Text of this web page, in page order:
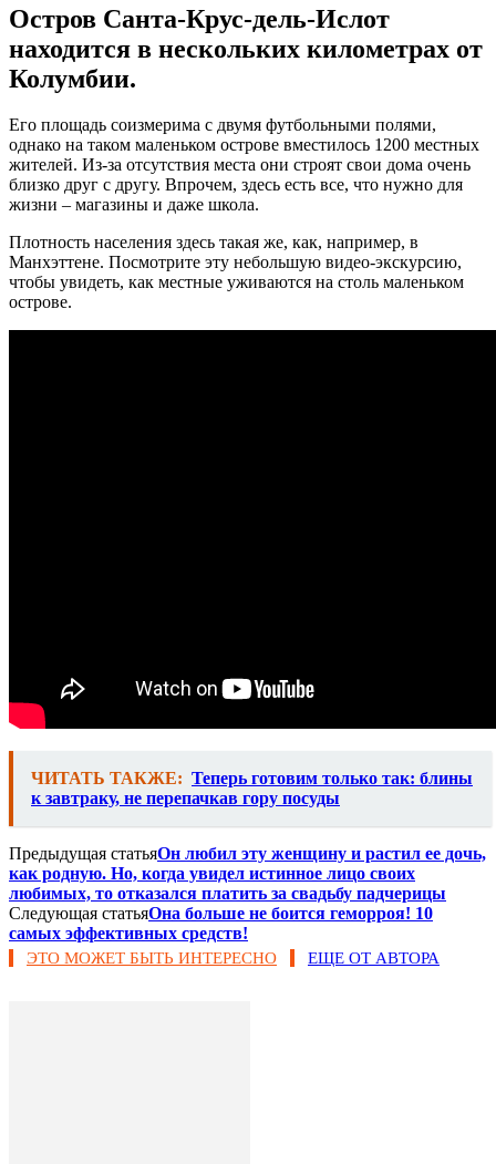
Остров Санта-Крус-дель-Ислот
находится в нескольких километрах от
Колумбии.
Его площадь соизмерима с двумя футбольными полями,
однако на таком маленьком острове вместилось 1200 местных
жителей. Из-за отсутствия места они строят свои дома очень
близко друг с другу. Впрочем, здесь есть все, что нужно для
жизни – магазины и даже школа.
Плотность населения здесь такая же, как, например, в
Манхэттене. Посмотрите эту небольшую видео-экскурсию,
чтобы увидеть, как местные уживаются на столь маленьком
острове.
ЧИТАТЬ ТАКЖЕ: Теперь готовим только так: блины
к завтраку, не перепачкав гору посуды
Предыдущая статьяОн любил эту женщину и растил ее дочь,
как родную. Но, когда увидел истинное лицо своих
любимых, то отказался платить за свадьбу падчерицы
Следующая статьяОна больше не боится геморроя! 10
самых эффективных средств!
ЭТО МОЖЕТ БЫТЬ ИНТЕРЕСНО ЕЩЕ ОТ АВТОРА